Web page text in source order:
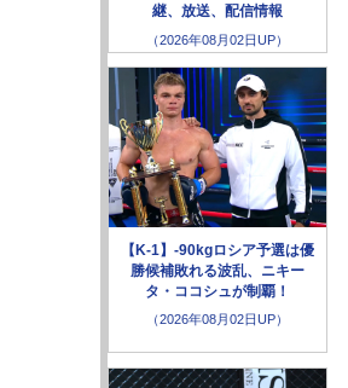
継、放送、配信情報
（2026年08月02日UP）
【K-1】-90kgロシア予選は優
勝候補敗れる波乱、ニキー
タ・ココシュが制覇！
（2026年08月02日UP）